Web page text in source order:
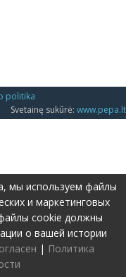
politika
Svetainę sukūrė: www.pepa.lt
мы используем файлы
и маркетинговых
cookie должны
о вашей истории
| Политика